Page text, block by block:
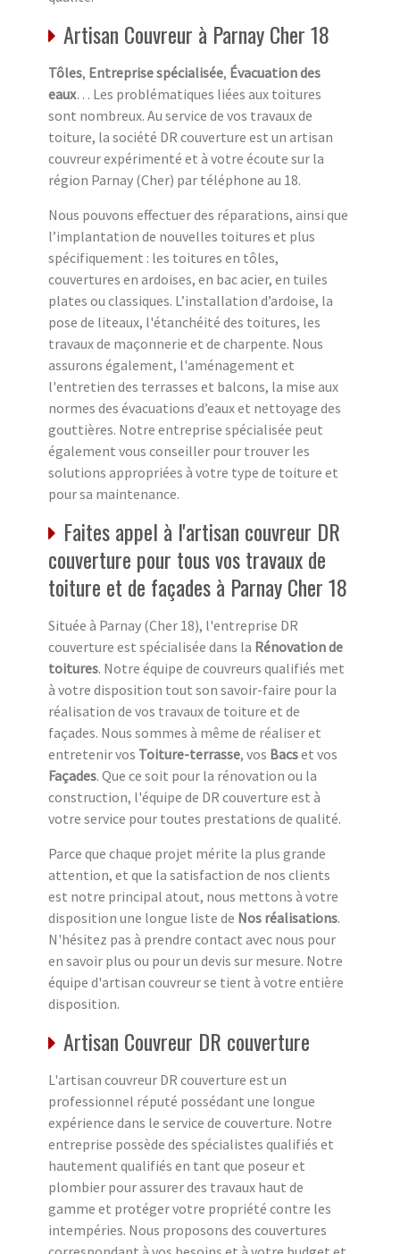
Artisan Couvreur à Parnay Cher 18
Tôles, Entreprise spécialisée, Évacuation des
eaux… Les problématiques liées aux toitures
sont nombreux. Au service de vos travaux de
toiture, la société DR couverture est un artisan
couvreur expérimenté et à votre écoute sur la
région Parnay (Cher) par téléphone au 18.
Nous pouvons effectuer des réparations, ainsi que
l’implantation de nouvelles toitures et plus
spécifiquement : les toitures en tôles,
couvertures en ardoises, en bac acier, en tuiles
plates ou classiques. L’installation d’ardoise, la
pose de liteaux, l'étanchéité des toitures, les
travaux de maçonnerie et de charpente. Nous
assurons également, l'aménagement et
l'entretien des terrasses et balcons, la mise aux
normes des évacuations d’eaux et nettoyage des
gouttières. Notre entreprise spécialisée peut
également vous conseiller pour trouver les
solutions appropriées à votre type de toiture et
pour sa maintenance.
Faites appel à l'artisan couvreur DR
couverture pour tous vos travaux de
toiture et de façades à Parnay Cher 18
Située à Parnay (Cher 18), l'entreprise DR
couverture est spécialisée dans la Rénovation de
toitures. Notre équipe de couvreurs qualifiés met
à votre disposition tout son savoir-faire pour la
réalisation de vos travaux de toiture et de
façades. Nous sommes à même de réaliser et
entretenir vos Toiture-terrasse, vos Bacset vos
Façades. Que ce soit pour la rénovation ou la
construction, l'équipe de DR couverture est à
votre service pour toutes prestations de qualité.
Parce que chaque projet mérite la plus grande
attention, et que la satisfaction de nos clients
est notre principal atout, nous mettons à votre
disposition une longue liste de Nos réalisations.
N'hésitez pas à prendre contact avec nous pour
en savoir plus ou pour un devis sur mesure. Notre
équipe d'artisan couvreur se tient à votre entière
disposition.
Artisan Couvreur DR couverture
L'artisan couvreur DR couverture est un
professionnel réputé possédant une longue
expérience dans le service de couverture. Notre
entreprise possède des spécialistes qualifiés et
hautement qualifiés en tant que poseur et
plombier pour assurer des travaux haut de
gamme et protéger votre propriété contre les
intempéries. Nous proposons des couvertures